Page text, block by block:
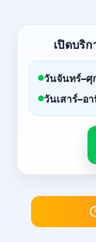
เปิดบริ
วันจันทร์–ศุ
วันเสาร์–อ